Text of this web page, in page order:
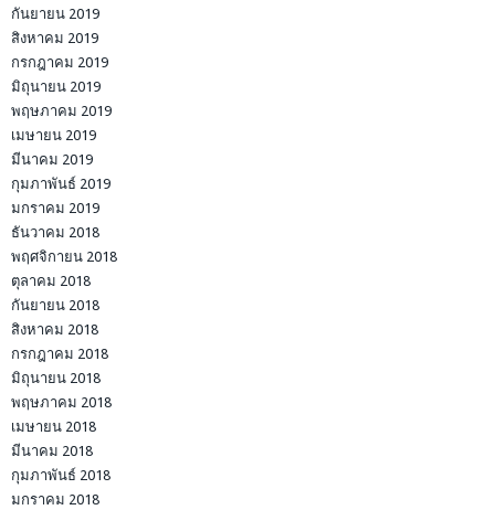
กันยายน 2019
สิงหาคม 2019
กรกฎาคม 2019
มิถุนายน 2019
พฤษภาคม 2019
เมษายน 2019
มีนาคม 2019
กุมภาพันธ์ 2019
มกราคม 2019
ธันวาคม 2018
พฤศจิกายน 2018
ตุลาคม 2018
กันยายน 2018
สิงหาคม 2018
กรกฎาคม 2018
มิถุนายน 2018
พฤษภาคม 2018
เมษายน 2018
มีนาคม 2018
กุมภาพันธ์ 2018
มกราคม 2018